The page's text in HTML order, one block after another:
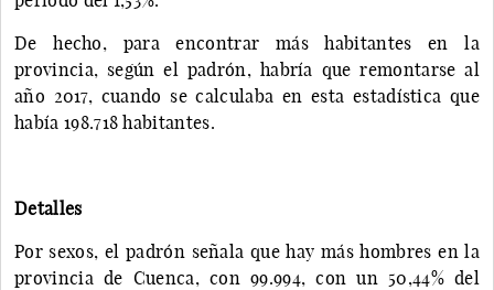
De hecho, para encontrar más habitantes en la
provincia, según el padrón, habría que remontarse al
año 2017, cuando se calculaba en esta estadística que
había 198.718 habitantes.
Detalles
Por sexos, el padrón señala que hay más hombres en la
provincia de Cuenca, con 99.994, con un 50,44% del